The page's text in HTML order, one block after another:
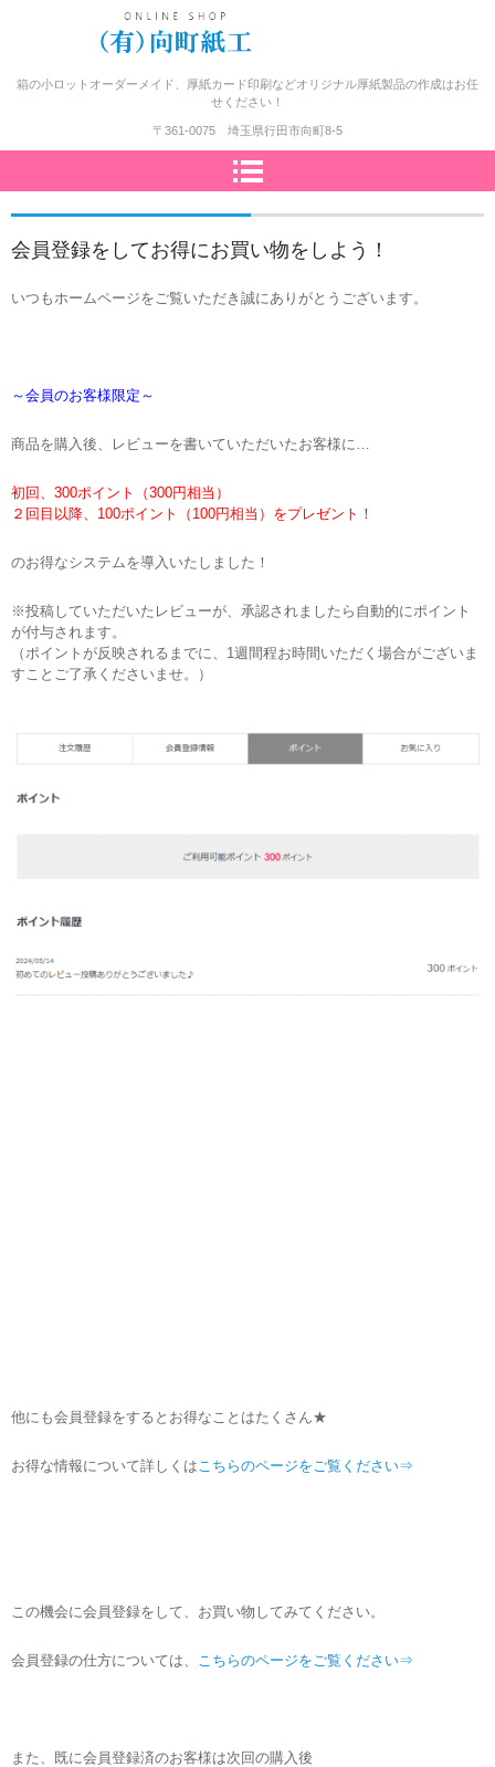
小ロット紙箱、極厚紙台紙、厚
紙印刷の格安通販サイト！＿向
町紙工オンラインショップ
箱の小ロットオーダーメイド、厚紙カード印刷などオリジナル厚紙製品の作成はお任
せください！
〒361-0075 埼玉県行田市向町8-5
会員登録をしてお得にお買い物をしよう！
いつもホームページをご覧いただき誠にありがとうございます。
～会員のお客様限定～
商品を購入後、レビューを書いていただいたお客様に…
初回、300ポイント（300円相当）
２回目以降、100ポイント（100円相当）をプレゼント！
のお得なシステムを導入いたしました！
※投稿していただいたレビューが、承認されましたら自動的にポイント
が付与されます。
（ポイントが反映されるまでに、1週間程お時間いただく場合がございま
すことご了承くださいませ。）
他にも会員登録をするとお得なことはたくさん★
お得な情報について詳しくは こちらのページをご覧ください⇒
この機会に会員登録をして、お買い物してみてください。
会員登録の仕方については、 こちらのページをご覧ください⇒
また、既に会員登録済のお客様は次回の購入後